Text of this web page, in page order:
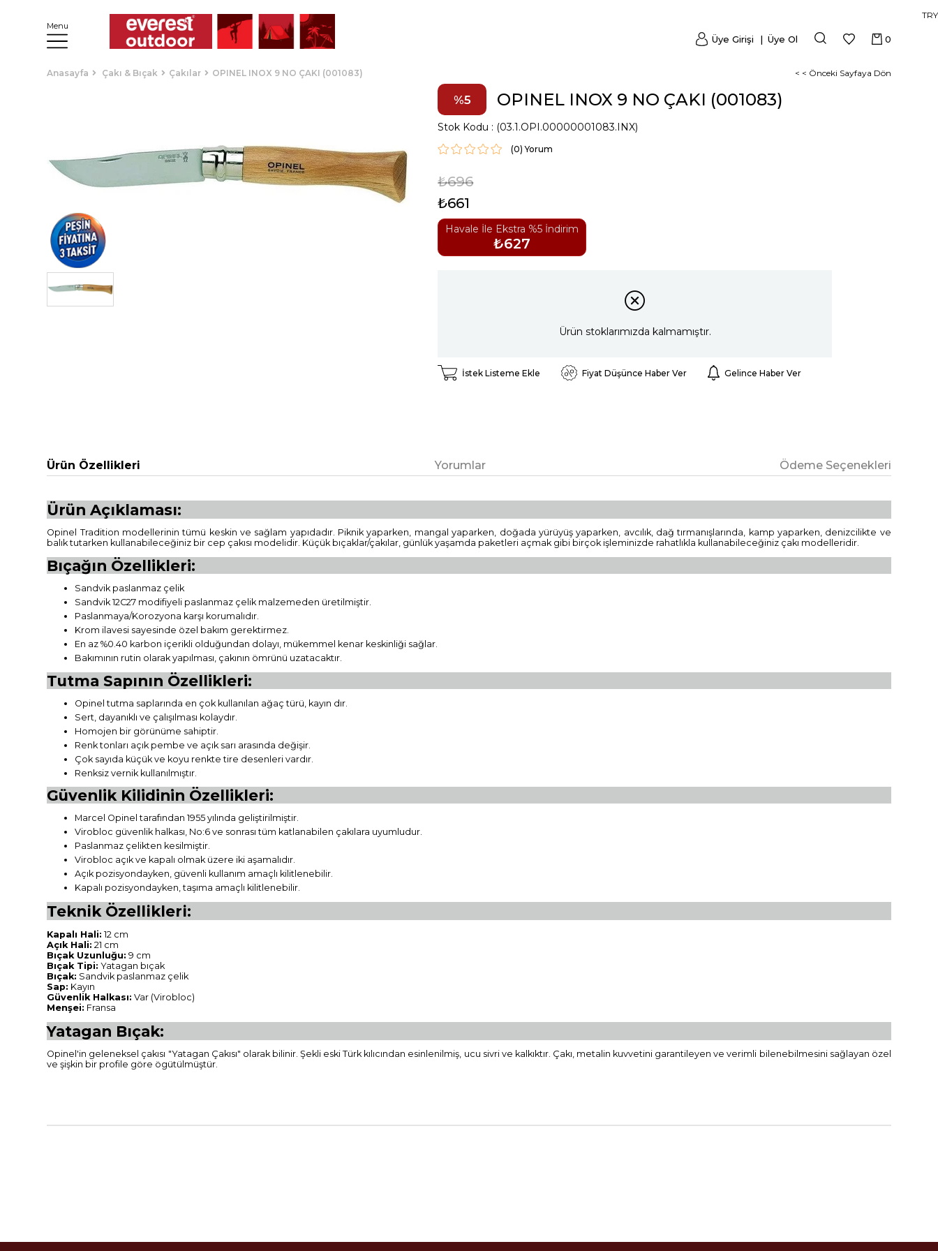
Menu
TRY
0
Üye Girişi Üye Ol
Anasayfa Çakı & Bıçak Çakılar OPINEL INOX 9 NO ÇAKI (001083) < < Önceki Sayfaya Dön
5 OPINEL INOX 9 NO ÇAKI (001083)
Stok Kodu (03.1.OPI.00000001083.INX)
(0)
₺696
₺661
Havale İle Ekstra %5 İndirim
₺627
Ürün stoklarımızda kalmamıştır.
İstek Listeme Ekle Fiyat Düşünce Haber Ver Gelince Haber Ver
Ürün Özellikleri Yorumlar Ödeme Seçenekleri
Ürün Açıklaması:
Opinel Tradition modellerinin tümü keskin ve sağlam yapıdadır. Piknik yaparken, mangal yaparken, doğada yürüyüş yaparken, avcılık, dağ tırmanışlarında, kamp yaparken, denizcilikte ve
balık tutarken kullanabileceğiniz bir cep çakısı modelidir. Küçük bıçaklar/çakılar, günlük yaşamda paketleri açmak gibi birçok işleminizde rahatlıkla kullanabileceğiniz çakı modelleridir.
Bıçağın Özellikleri:
Sandvik paslanmaz çelik
Sandvik 12C27 modifiyeli paslanmaz çelik malzemeden üretilmiştir.
Paslanmaya/Korozyona karşı korumalıdır.
Krom ilavesi sayesinde özel bakım gerektirmez.
En az %0.40 karbon içerikli olduğundan dolayı, mükemmel kenar keskinliği sağlar.
Bakımının rutin olarak yapılması, çakının ömrünü uzatacaktır.
Tutma Sapının Özellikleri:
Opinel tutma saplarında en çok kullanılan ağaç türü, kayın dır.
Sert, dayanıklı ve çalışılması kolaydır.
Homojen bir görünüme sahiptir.
Renk tonları açık pembe ve açık sarı arasında değişir.
Çok sayıda küçük ve koyu renkte tire desenleri vardır.
Renksiz vernik kullanılmıştır.
Güvenlik Kilidinin Özellikleri:
Marcel Opinel tarafından 1955 yılında geliştirilmiştir.
Virobloc güvenlik halkası, No:6 ve sonrası tüm katlanabilen çakılara uyumludur.
Paslanmaz çelikten kesilmiştir.
Virobloc açık ve kapalı olmak üzere iki aşamalıdır.
Açık pozisyondayken, güvenli kullanım amaçlı kilitlenebilir.
Kapalı pozisyondayken, taşıma amaçlı kilitlenebilir.
Teknik Özellikleri:
Kapalı Hali: 12 cm
Açık Hali: 21 cm
Bıçak Uzunluğu: 9 cm
Bıçak Tipi: Yatagan bıçak
Bıçak: Sandvik paslanmaz çelik
Sap: Kayın
Güvenlik Halkası: Var (Virobloc)
Menşei: Fransa
Yatagan Bıçak:
Opinel'in geleneksel çakısı "Yatagan Çakısı" olarak bilinir. Şekli eski Türk kılıcından esinlenilmiş, ucu sivri ve kalkıktır. Çakı, metalin kuvvetini garantileyen ve verimli bilenebilmesini sağlayan özel
ve şişkin bir profile göre ögütülmüştür.